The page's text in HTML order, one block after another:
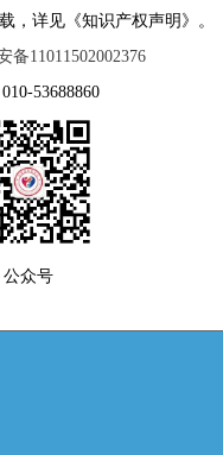
，详见《知识产权声明》。
备11011502002376
53688860
公众号